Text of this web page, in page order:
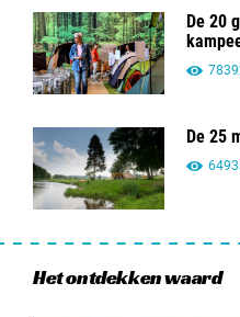
De 20
De 25
Het ontdekken waard